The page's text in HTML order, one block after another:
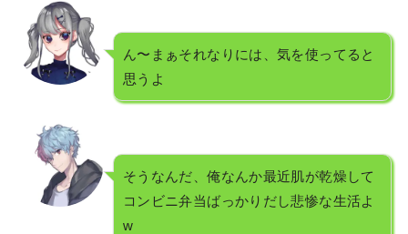
ん〜まぁそれなりには、気を使ってると
思うよ
そうなんだ、俺なんか最近肌が乾燥して
コンビニ弁当ばっかりだし悲惨な生活よ
w